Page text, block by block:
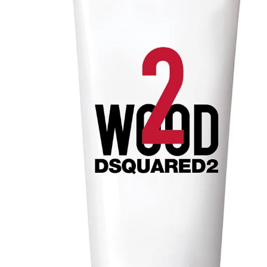
Trattamento Viso Detergenza
Trattamento Viso Maschere
Trattamento Viso Idratante
Trattamento Viso Labbra
Trattamento Viso Sieri
Trattamento Collo e Decolleté
Trattamento Corpo
Trattamento Anticellulite
Trattamento Mani e Piedi
Trattamento Unghie
Trattamento Deodoranti
Cofanetti Trattamento Viso
Cofanetti Trattamento Corpo